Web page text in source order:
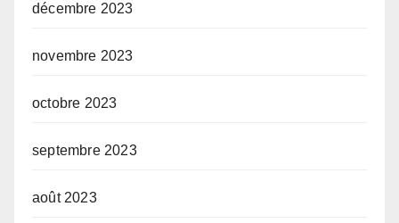
décembre 2023
novembre 2023
octobre 2023
septembre 2023
août 2023